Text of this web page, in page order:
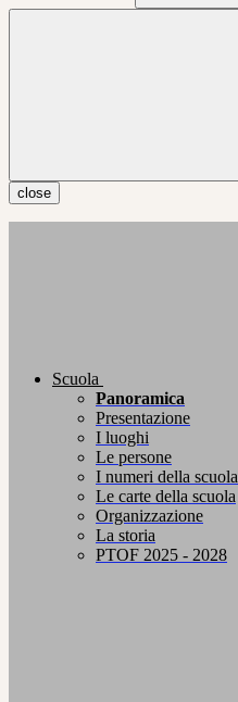
close
Scuola
Panoramica
Presentazione
I luoghi
Le persone
I numeri della scuola
Le carte della scuola
Organizzazione
La storia
PTOF 2025 - 2028